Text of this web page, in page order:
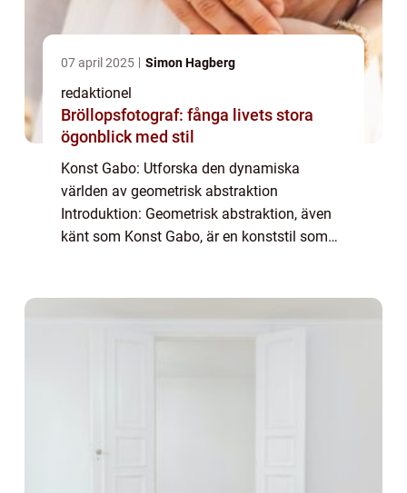
07 april 2025 Simon Hagberg
redaktionel
Bröllopsfotograf: fånga livets stora
ögonblick med stil
Konst Gabo: Utforska den dynamiska
världen av geometrisk abstraktion
Introduktion: Geometrisk abstraktion, även
känt som Konst Gabo, är en konststil som